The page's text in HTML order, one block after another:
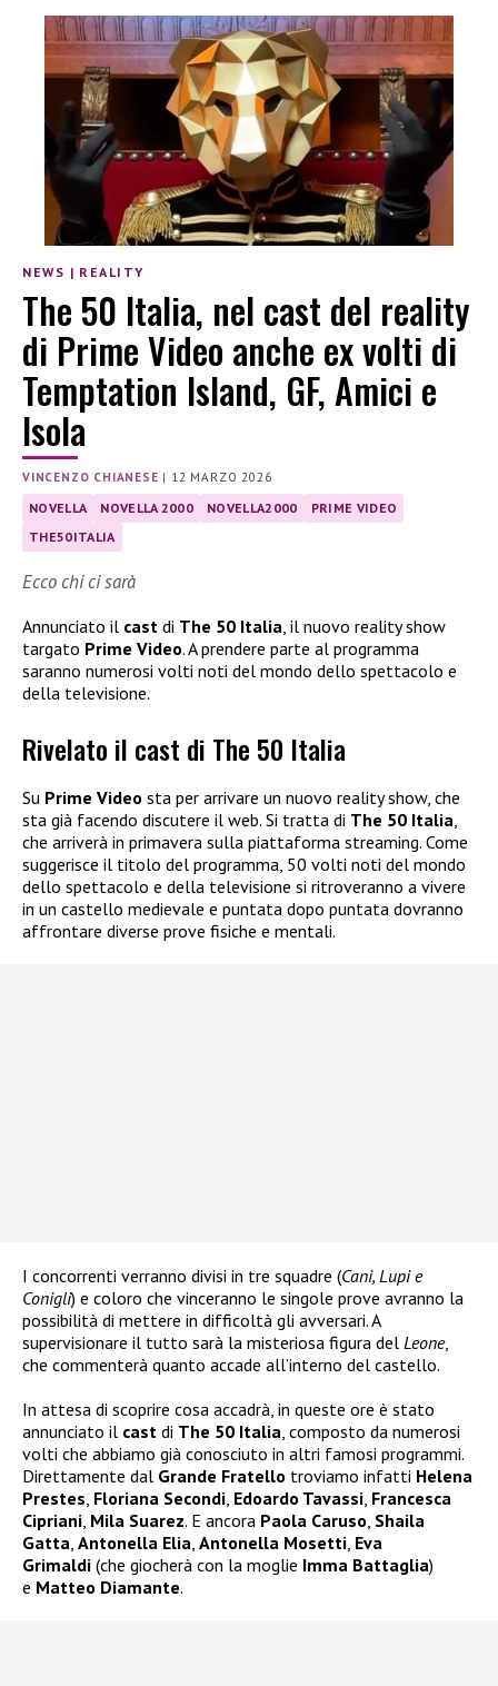
NEWS | REALITY
The 50 Italia, nel cast del reality
di Prime Video anche ex volti di
Temptation Island, GF, Amici e
Isola
VINCENZO CHIANESE | 12 MARZO 2026
NOVELLA NOVELLA 2000 NOVELLA2000
PRIME VIDEO
THE50ITALIA
Ecco chi ci sarà
Annunciato il cast di The 50 Italia, il nuovo reality show
targato Prime Video. A prendere parte al programma
saranno numerosi volti noti del mondo dello spettacolo e
della televisione.
Rivelato il cast di The 50 Italia
Su Prime Video sta per arrivare un nuovo reality show, che
sta già facendo discutere il web. Si tratta di The 50 Italia,
che arriverà in primavera sulla piattaforma streaming. Come
suggerisce il titolo del programma, 50 volti noti del mondo
dello spettacolo e della televisione si ritroveranno a vivere
in un castello medievale e puntata dopo puntata dovranno
affrontare diverse prove fisiche e mentali.
I concorrenti verranno divisi in tre squadre (Cani, Lupi e
Conigli) e coloro che vinceranno le singole prove avranno la
possibilità di mettere in difficoltà gli avversari. A
supervisionare il tutto sarà la misteriosa figura del Leone,
che commenterà quanto accade all’interno del castello.
In attesa di scoprire cosa accadrà, in queste ore è stato
annunciato il cast di The 50 Italia, composto da numerosi
volti che abbiamo già conosciuto in altri famosi programmi.
Direttamente dal Grande Fratello troviamo infatti Helena
Prestes, Floriana Secondi, Edoardo Tavassi, Francesca
Cipriani, Mila Suarez. E ancora Paola Caruso, Shaila
Gatta, Antonella Elia, Antonella Mosetti, Eva
Grimaldi (che giocherà con la moglie Imma Battaglia)
e Matteo Diamante.